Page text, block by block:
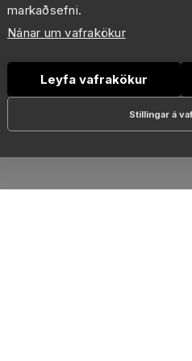
markaðsefni.
Nánar um vafrakökur
Leyfa vafrakökur
Stillingar á